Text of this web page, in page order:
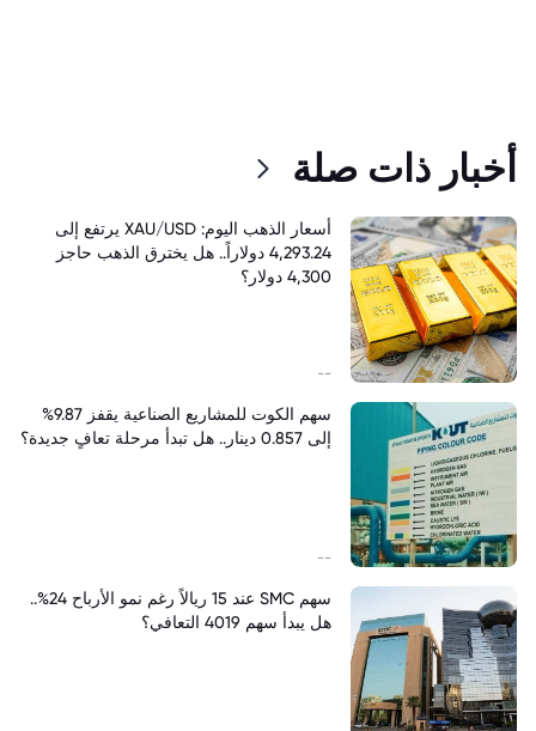
أخبار ذات صلة
أسعار الذهب اليوم: XAU/USD يرتفع إلى
4,293.24 دولاراً.. هل يخترق الذهب حاجز
4,300 دولار؟
--
سهم الكوت للمشاريع الصناعية يقفز 9.87%
إلى 0.857 دينار.. هل تبدأ مرحلة تعافٍ جديدة؟
--
سهم SMC عند 15 ريالاً رغم نمو الأرباح 24%..
هل يبدأ سهم 4019 التعافي؟